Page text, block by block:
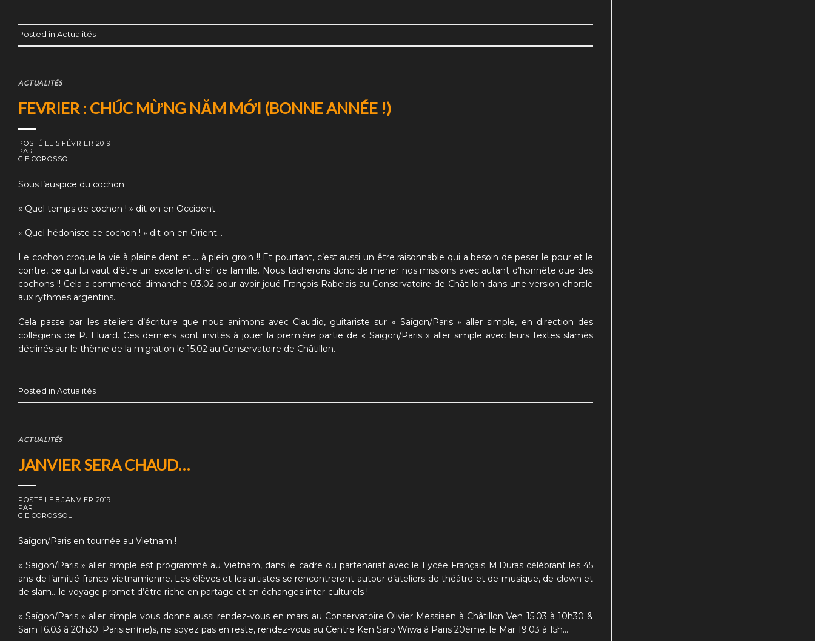
Posted in Actualités
ACTUALITÉS
FEVRIER : CHÚC MỪNG NĂM MỚI (BONNE ANNÉE !)
POSTÉ LE5 FÉVRIER 2019
PAR
CIE COROSSOL
Sous l’auspice du cochon
« Quel temps de cochon ! » dit-on en Occident…
« Quel hédoniste ce cochon ! » dit-on en Orient…
Le cochon croque la vie à pleine dent et…. à plein groin !! Et pourtant, c’est aussi un être raisonnable qui a besoin de peser le pour et le
contre, ce qui lui vaut d’être un excellent chef de famille. Nous tâcherons donc de mener nos missions avec autant d’honnête que des
cochons !! Cela a commencé dimanche 03.02 pour avoir joué François Rabelais au Conservatoire de Châtillon dans une version chorale
aux rythmes argentins…
Cela passe par les ateliers d’écriture que nous animons avec Claudio, guitariste sur « Saïgon/Paris » aller simple, en direction des
collégiens de P. Eluard. Ces derniers sont invités à jouer la première partie de « Saïgon/Paris » aller simple avec leurs textes slamés
déclinés sur le thème de la migration le 15.02 au Conservatoire de Châtillon.
Posted in Actualités
ACTUALITÉS
JANVIER SERA CHAUD…
POSTÉ LE8 JANVIER 2019
PAR
CIE COROSSOL
Saïgon/Paris en tournée au Vietnam !
« Saïgon/Paris » aller simple est programmé au Vietnam, dans le cadre du partenariat avec le Lycée Français M.Duras célébrant les 45
ans de l’amitié franco-vietnamienne. Les élèves et les artistes se rencontreront autour d’ateliers de théâtre et de musique, de clown et
de slam….le voyage promet d’être riche en partage et en échanges inter-culturels !
« Saïgon/Paris » aller simple vous donne aussi rendez-vous en mars au Conservatoire Olivier Messiaen à Châtillon Ven 15.03 à 10h30 &
Sam 16.03 à 20h30. Parisien(ne)s, ne soyez pas en reste, rendez-vous au Centre Ken Saro Wiwa à Paris 20ème, le Mar 19.03 à 15h…